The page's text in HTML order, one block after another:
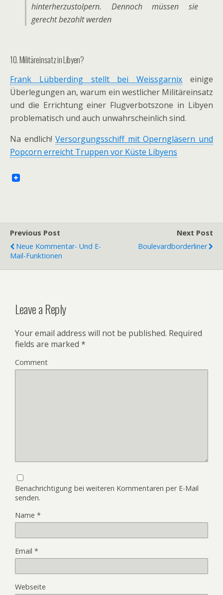
hinterherzustolpern. Dennoch müssen sie
gerecht bezahlt werden
10. Militäreinsatz in Libyen?
Frank Lübberding stellt bei Weissgarnix einige
Überlegungen an, warum ein westlicher Militäreinsatz
und die Errichtung einer Flugverbotszone in Libyen
problematisch und auch unwahrscheinlich sind.
Na endlich!Versorgungsschiff mit Operngläsern und
Popcorn erreicht Truppen vor Küste Libyens
Previous Post
Neue Kommentar- Und E-
Mail-Funktionen
Next Post
Boulevardborderliner
Leave a Reply
Your email address will not be published. Required
fields are marked *
Comment
Benachrichtigung bei weiteren Kommentaren per E-Mail
senden.
Name *
Email *
Webseite